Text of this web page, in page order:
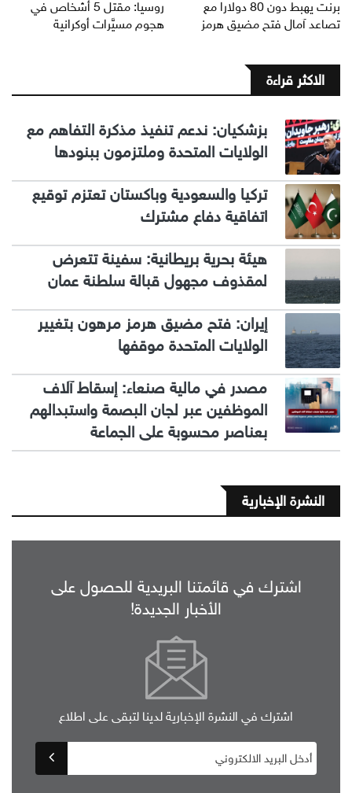
برنت يهبط دون 80 دولارا مع
تصاعد آمال فتح مضيق هرمز
روسيا: مقتل 5 أشخاص في
هجوم مسيَّرات أوكرانية
الاكثر قراءة
بزشكيان: ندعم تنفيذ مذكرة التفاهم مع
الولايات المتحدة وملتزمون ببنودها
تركيا والسعودية وباكستان تعتزم توقيع
اتفاقية دفاع مشترك
هيئة بحرية بريطانية: سفينة تتعرض
لمقذوف مجهول قبالة سلطنة عمان
إيران: فتح مضيق هرمز مرهون بتغيير
الولايات المتحدة موقفها
مصدر في مالية صنعاء: إسقاط آلاف
الموظفين عبر لجان البصمة واستبدالهم
بعناصر محسوبة على الجماعة
النشرة الإخبارية
اشترك في قائمتنا البريدية للحصول على
الأخبار الجديدة!
اشترك في النشرة الإخبارية لدينا لتبقى على اطلاع